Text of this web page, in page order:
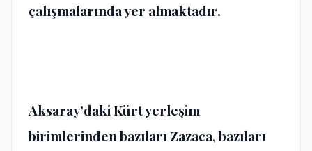
çalışmalarında yer almaktadır.
Aksaray’daki Kürt yerleşim
birimlerinden bazıları Zazaca, bazıları